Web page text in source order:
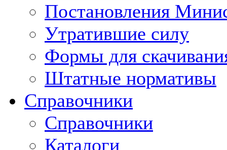
Постановления
Утратившие силу
Формы для
Штатные нормативы
Справочники
Справочники
Каталоги